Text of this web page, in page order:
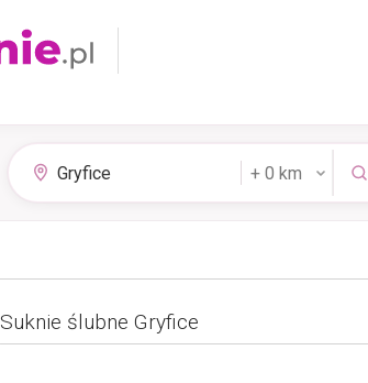
Suknie ślubne Gryfice